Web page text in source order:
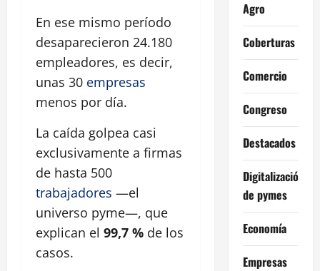
En ese mismo período
desaparecieron 24.180
empleadores, es decir,
unas 30 empresas
menos por día.
La caída golpea casi
exclusivamente a firmas
de hasta 500
trabajadores —el
universo pyme—, que
explican el 99,7 % de los
casos.
Agro
Coberturas
Comercio
Congreso
Destacados
Digitalización
de pymes
Economía
Empresas